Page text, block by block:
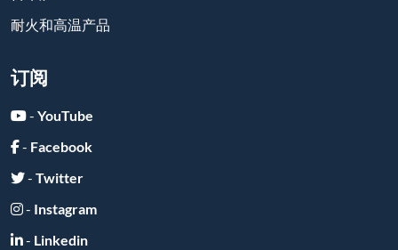
耐火和高温产品
订阅
- YouTube
- Facebook
- Twitter
- Instagram
- Linkedin